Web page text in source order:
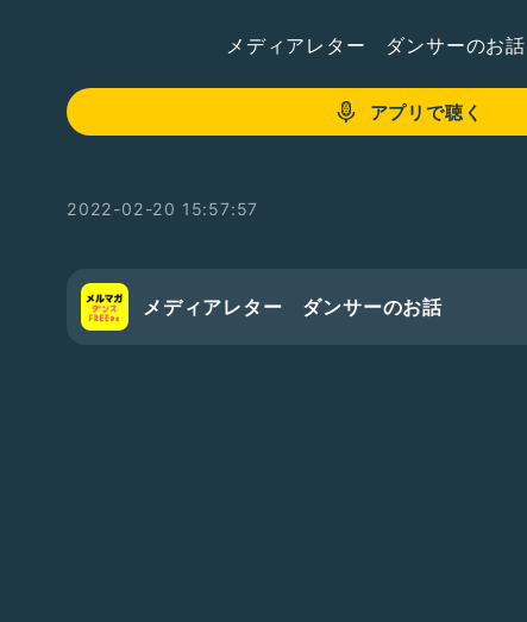
メディアレター ダンサーのお話
アプリで聴く
2022-02-20 15:57:57
メディアレター ダンサーのお話